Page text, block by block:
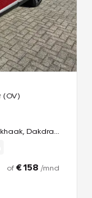
(OV)
of€ 158 /mnd